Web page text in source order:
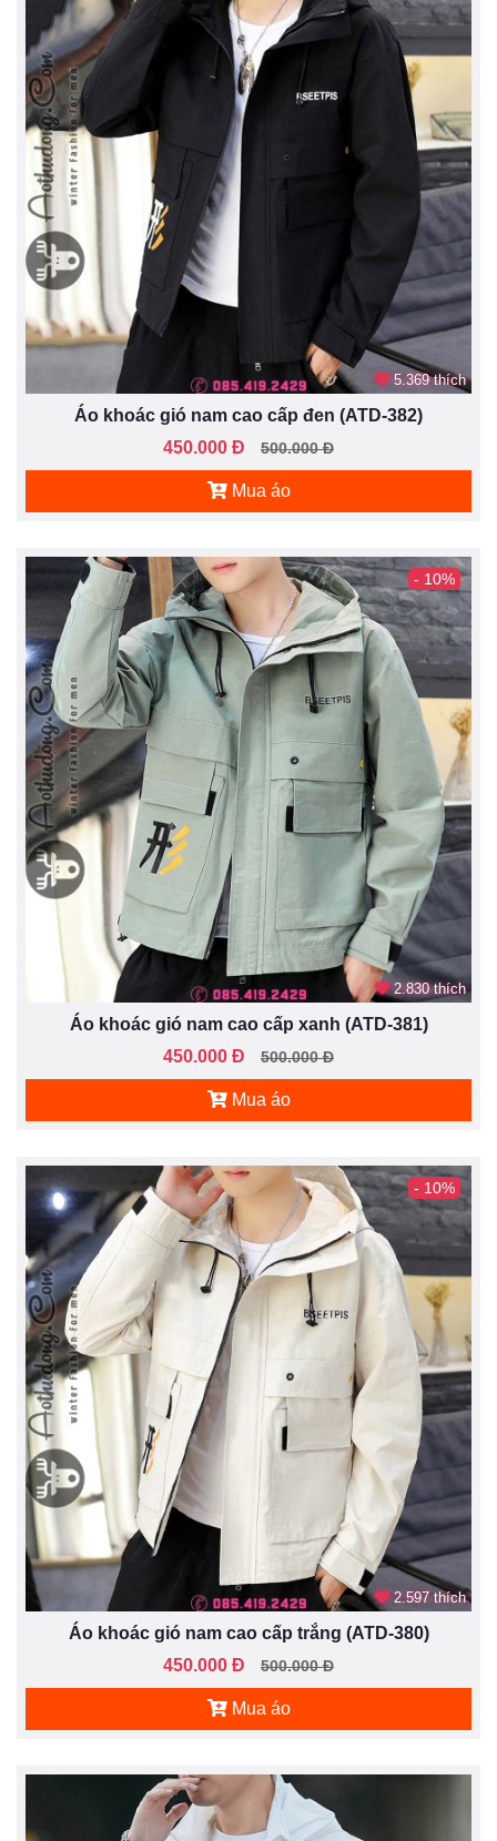
5.369 thích
Áo khoác gió nam cao cấp đen (ATD-382)
450.000 Đ
500.000 Đ
Mua áo
- 10%
2.830 thích
Áo khoác gió nam cao cấp xanh (ATD-381)
450.000 Đ
500.000 Đ
Mua áo
- 10%
2.597 thích
Áo khoác gió nam cao cấp trắng (ATD-380)
450.000 Đ
500.000 Đ
Mua áo